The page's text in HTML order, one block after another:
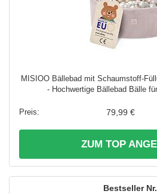
MISIOO Bällebad mit Schaumstoff-
- Hochwertige Bällebad Bälle
79,99 €
ZUM TOP